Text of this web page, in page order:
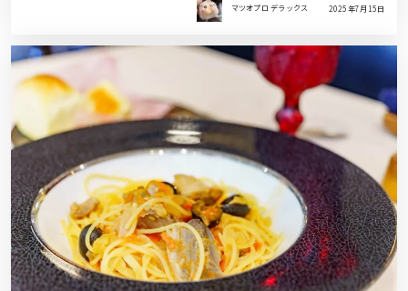
マツオプロ デラックス 2025年7月15日